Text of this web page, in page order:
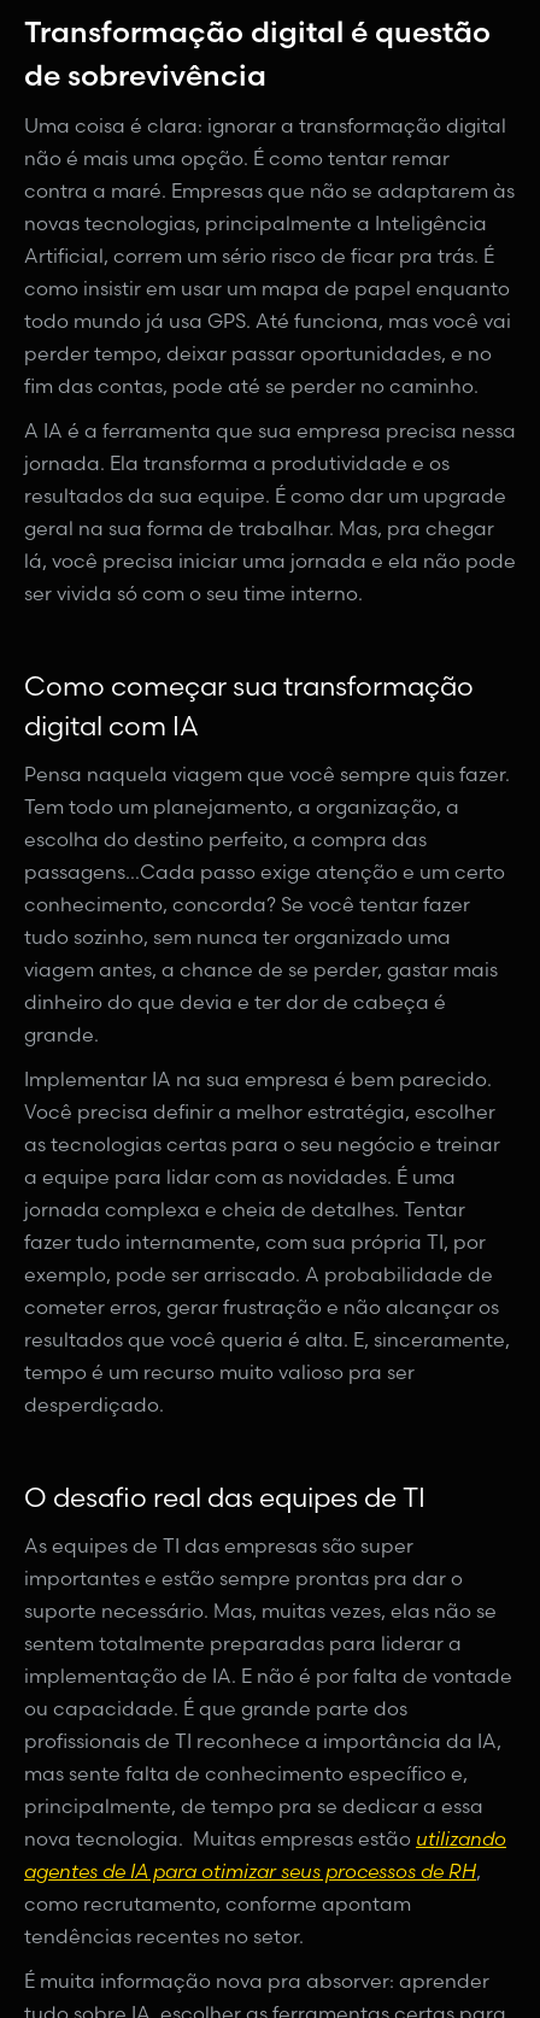
Transformação digital é questão
de sobrevivência
Uma coisa é clara: ignorar a transformação digital
não é mais uma opção. É como tentar remar
contra a maré. Empresas que não se adaptarem às
novas tecnologias, principalmente a Inteligência
Artificial, correm um sério risco de ficar pra trás. É
como insistir em usar um mapa de papel enquanto
todo mundo já usa GPS. Até funciona, mas você vai
perder tempo, deixar passar oportunidades, e no
fim das contas, pode até se perder no caminho.
A IA é a ferramenta que sua empresa precisa nessa
jornada. Ela transforma a produtividade e os
resultados da sua equipe. É como dar um upgrade
geral na sua forma de trabalhar. Mas, pra chegar
lá, você precisa iniciar uma jornada e ela não pode
ser vivida só com o seu time interno.
Como começar sua transformação
digital com IA
Pensa naquela viagem que você sempre quis fazer.
Tem todo um planejamento, a organização, a
escolha do destino perfeito, a compra das
passagens…Cada passo exige atenção e um certo
conhecimento, concorda? Se você tentar fazer
tudo sozinho, sem nunca ter organizado uma
viagem antes, a chance de se perder, gastar mais
dinheiro do que devia e ter dor de cabeça é
grande.
Implementar IA na sua empresa é bem parecido.
Você precisa definir a melhor estratégia, escolher
as tecnologias certas para o seu negócio e treinar
a equipe para lidar com as novidades. É uma
jornada complexa e cheia de detalhes. Tentar
fazer tudo internamente, com sua própria TI, por
exemplo, pode ser arriscado. A probabilidade de
cometer erros, gerar frustração e não alcançar os
resultados que você queria é alta. E, sinceramente,
tempo é um recurso muito valioso pra ser
desperdiçado.
O desafio real das equipes de TI
As equipes de TI das empresas são super
importantes e estão sempre prontas pra dar o
suporte necessário. Mas, muitas vezes, elas não se
sentem totalmente preparadas para liderar a
implementação de IA. E não é por falta de vontade
ou capacidade. É que grande parte dos
profissionais de TI reconhece a importância da IA,
mas sente falta de conhecimento específico e,
principalmente, de tempo pra se dedicar a essa
nova tecnologia. Muitas empresas estão utilizando
agentes de IA para otimizar seus processos de RH,
como recrutamento, conforme apontam
tendências recentes no setor.
É muita informação nova pra absorver: aprender
tudo sobre IA, escolher as ferramentas certas para